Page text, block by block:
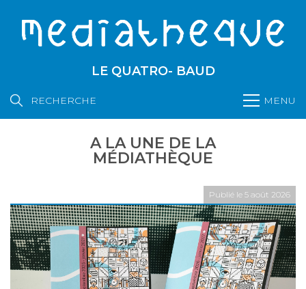
LE QUATRO- BAUD
RECHERCHE MENU
A LA UNE DE LA
MÉDIATHÈQUE
Publié le 5 août 2026